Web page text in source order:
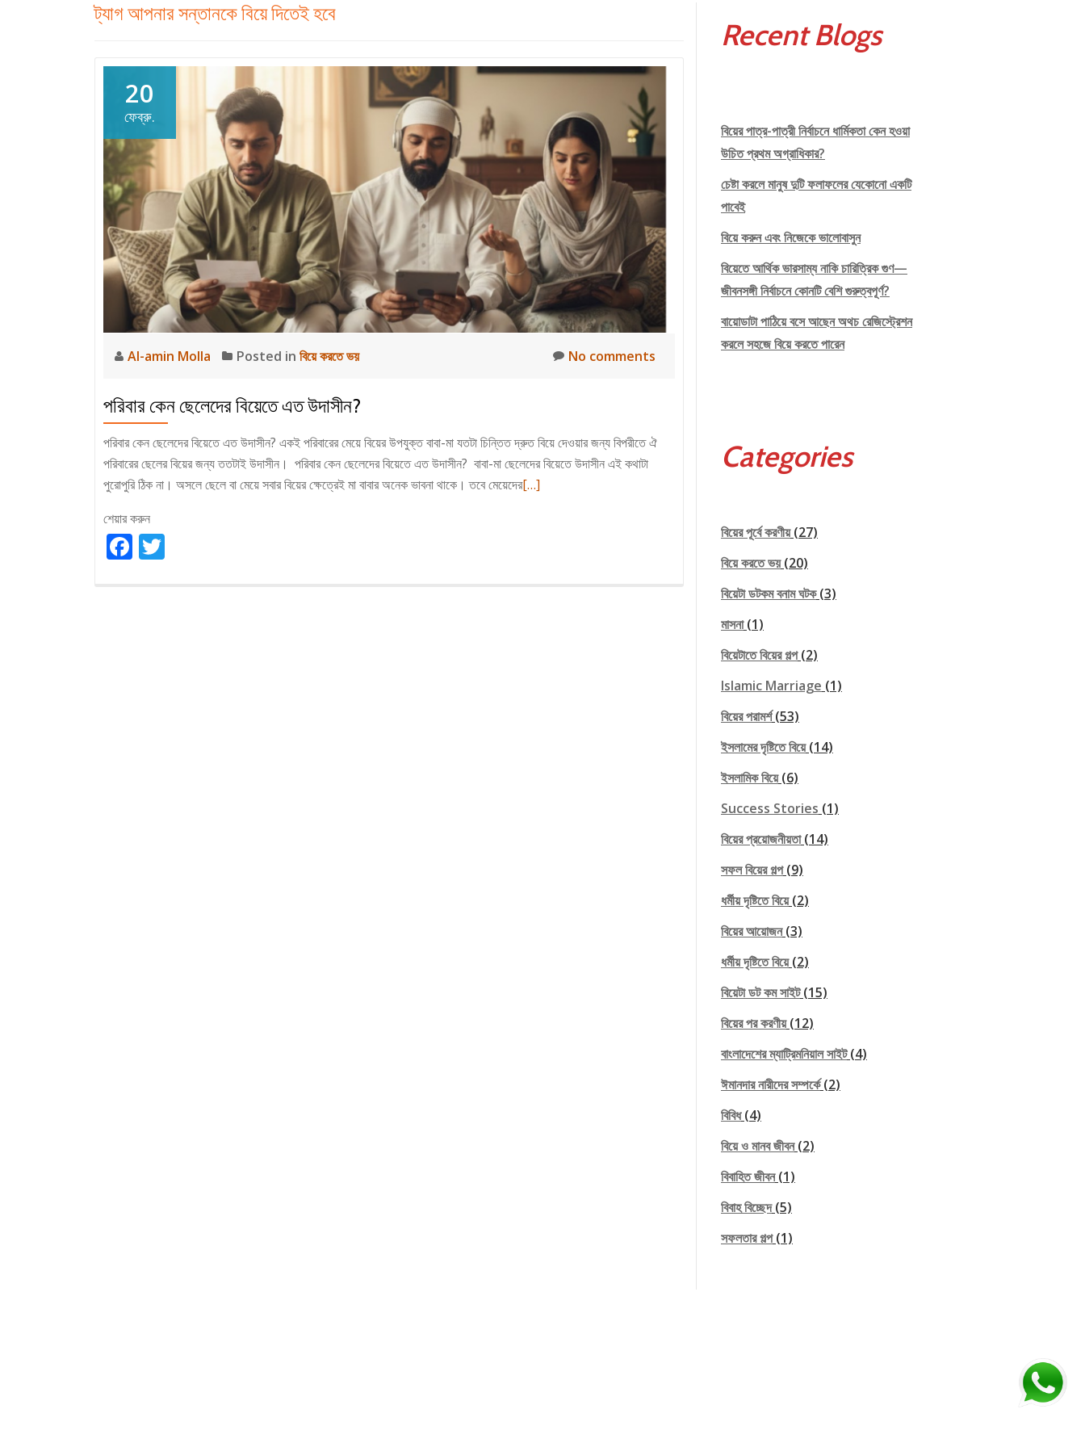
ট্যাগআপনার সন্তানকে বিয়ে দিতেই হবে
20
ফেব্রু.
Al-amin Molla Posted in বিয়ে করতে ভয় No comments
পরিবার কেন ছেলেদের বিয়েতে এত উদাসীন?
পরিবার কেন ছেলেদের বিয়েতে এত উদাসীন? একই পরিবারের মেয়ে বিয়ের উপযুক্ত বাবা-মা যতটা চিন্তিত দ্রুত বিয়ে দেওয়ার জন্য বিপরীতে ঐ
পরিবারের ছেলের বিয়ের জন্য ততটাই উদাসীন। পরিবার কেন ছেলেদের বিয়েতে এত উদাসীন? বাবা-মা ছেলেদের বিয়েতে উদাসীন এই কথাটা
পুরোপুরি ঠিক না। অসলে ছেলে বা মেয়ে সবার বিয়ের ক্ষেত্রেই মা বাবার অনেক ভাবনা থাকে। তবে মেয়েদেরRead
[…]
শেয়ার করুন
Facebook
Recent Blogs
বিয়ের পাত্র-পাত্রী নির্বাচনে ধার্মিকতা কেন হওয়া
উচিত প্রথম অগ্রাধিকার?
চেষ্টা করলে মানুষ দুটি ফলাফলের যেকোনো একটি
পাবেই
বিয়ে করুন এবং নিজেকে ভালোবাসুন
বিয়েতে আর্থিক ভারসাম্য নাকি চারিত্রিক গুণ—
জীবনসঙ্গী নির্বাচনে কোনটি বেশি গুরুত্বপূর্ণ?
বায়োডাটা পাঠিয়ে বসে আছেন অথচ রেজিস্ট্রেশন
করলে সহজে বিয়ে করতে পারেন
Categories
বিয়ের পূর্বে করণীয়(27)
বিয়ে করতে ভয়(20)
বিয়েটা ডটকম বনাম ঘটক(3)
মাসনা(1)
বিয়েটাতে বিয়ের গল্প(2)
Islamic Marriage (1)
বিয়ের পরামর্শ(53)
ইসলামের দৃষ্টিতে বিয়ে(14)
ইসলামিক বিয়ে(6)
Success Stories (1)
বিয়ের প্রয়োজনীয়তা(14)
সফল বিয়ের গল্প(9)
ধর্মীয় দৃষ্টিতে বিয়ে(2)
বিয়ের আয়োজন(3)
ধর্মীয় দৃষ্টিতে বিয়ে(2)
বিয়েটা ডট কম সাইট(15)
বিয়ের পর করণীয়(12)
বাংলাদেশের ম্যাট্রিমনিয়াল সাইট(4)
ঈমানদার নারীদের সম্পর্কে(2)
বিবিধ(4)
বিয়ে ও মানব জীবন(2)
বিবাহিত জীবন(1)
বিবাহ বিচ্ছেদ(5)
সফলতার গল্প(1)